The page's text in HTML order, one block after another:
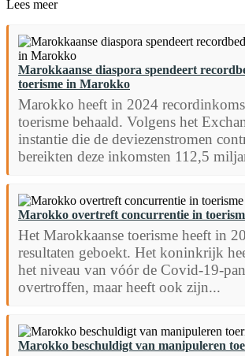
Lees meer
Marokkaanse diaspora spendeert
toerisme in Marokko
Marokko heeft in 2024
toerisme behaald. Volgens het
instantie die de deviezenstromen
bereikten deze inkomsten 112,5
Marokko overtreft concurrentie in
Het Marokkaanse toerisme heeft in
resultaten geboekt. Het koninkrijk
het niveau van vóór de Covid-19-
overtroffen, maar heeft ook zijn...
Marokko beschuldigt van manipuleren